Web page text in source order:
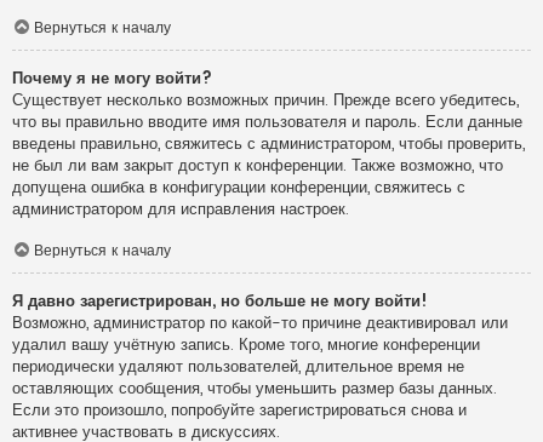
Вернуться к началу
Почему я не могу войти?
Существует несколько возможных причин. Прежде всего убедитесь,
что вы правильно вводите имя пользователя и пароль. Если данные
введены правильно, свяжитесь с администратором, чтобы проверить,
не был ли вам закрыт доступ к конференции. Также возможно, что
допущена ошибка в конфигурации конференции, свяжитесь с
администратором для исправления настроек.
Вернуться к началу
Я давно зарегистрирован, но больше не могу войти!
Возможно, администратор по какой-то причине деактивировал или
удалил вашу учётную запись. Кроме того, многие конференции
периодически удаляют пользователей, длительное время не
оставляющих сообщения, чтобы уменьшить размер базы данных.
Если это произошло, попробуйте зарегистрироваться снова и
активнее участвовать в дискуссиях.